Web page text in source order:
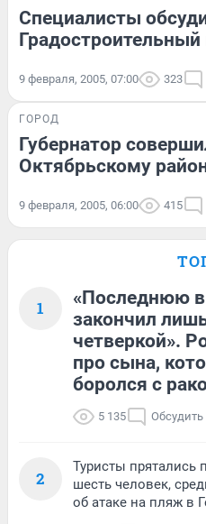
Специалисты
9 февраля, 2005, 07:00 323
ГОРОД
Губернатор
Октябрьскому
9 февраля, 2005, 06:00 415
1
«Последнюю
закончил
четверкой».
про сына,
боролся с
5 135 Обсудить
2
Туристы прятались
шесть человек,
об атаке на пляж в